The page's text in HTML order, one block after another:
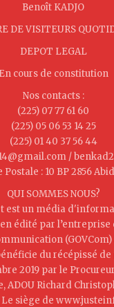
Benoît KADJO
DE VISITEURS
DEPOT LEGAL
En cours de constitution
Nos contacts :
(225) 07 77 61 60
(225) 05 06 53 14 25
(225) 01 40 37 56 44
/
Postale : 10 BP 2856
QUI SOMMES NOUS?
est un média
édité par l’entreprise
du récépissé
2019 par le
ADOU Richard
siège de